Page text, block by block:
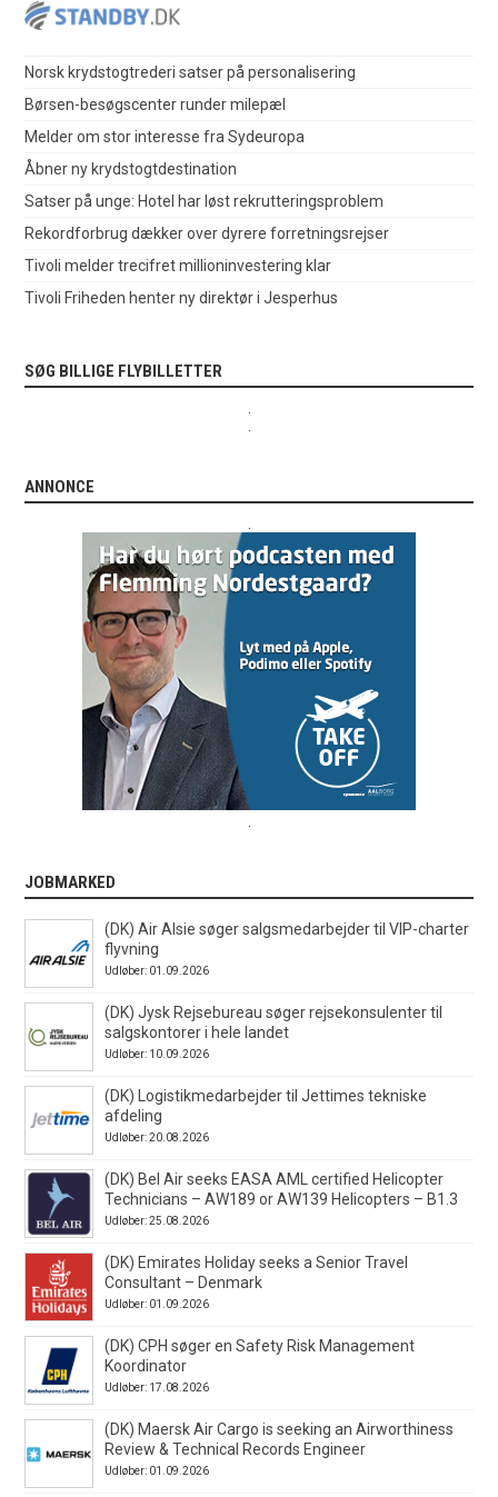
Norsk krydstogtrederi satser på personalisering
Børsen-besøgscenter runder milepæl
Melder om stor interesse fra Sydeuropa
Åbner ny krydstogtdestination
Satser på unge: Hotel har løst rekrutteringsproblem
Rekordforbrug dækker over dyrere forretningsrejser
Tivoli melder trecifret millioninvestering klar
Tivoli Friheden henter ny direktør i Jesperhus
SØG BILLIGE FLYBILLETTER
ANNONCE
JOBMARKED
(DK) Air Alsie søger salgsmedarbejder til VIP-charter
flyvning
Udløber: 01.09.2026
(DK) Jysk Rejsebureau søger rejsekonsulenter til
salgskontorer i hele landet
Udløber: 10.09.2026
(DK) Logistikmedarbejder til Jettimes tekniske
afdeling
Udløber: 20.08.2026
(DK) Bel Air seeks EASA AML certified Helicopter
Technicians – AW189 or AW139 Helicopters – B1.3
Udløber: 25.08.2026
(DK) Emirates Holiday seeks a Senior Travel
Consultant – Denmark
Udløber: 01.09.2026
(DK) CPH søger en Safety Risk Management
Koordinator
Udløber: 17.08.2026
(DK) Maersk Air Cargo is seeking an Airworthiness
Review & Technical Records Engineer
Udløber: 01.09.2026